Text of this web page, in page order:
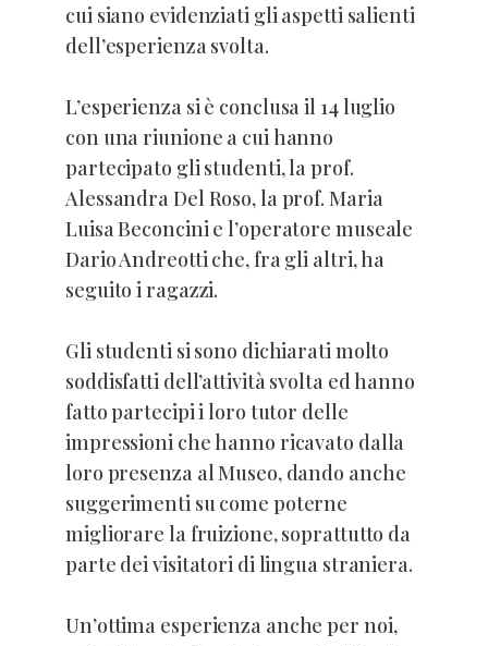
cui siano evidenziati gli aspetti salienti
dell’esperienza svolta.
L’esperienza si è conclusa il 14 luglio
con una riunione a cui hanno
partecipato gli studenti, la prof.
Alessandra Del Roso, la prof. Maria
Luisa Beconcini e l’operatore museale
Dario Andreotti che, fra gli altri, ha
seguito i ragazzi.
Gli studenti si sono dichiarati molto
soddisfatti dell’attività svolta ed hanno
fatto partecipi i loro tutor delle
impressioni che hanno ricavato dalla
loro presenza al Museo, dando anche
suggerimenti su come poterne
migliorare la fruizione, soprattutto da
parte dei visitatori di lingua straniera.
Un’ottima esperienza anche per noi,